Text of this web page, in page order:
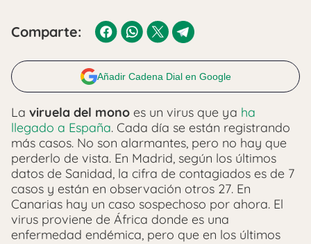
Comparte:
Añadir Cadena Dial en Google
La viruela del mono es un virus que ya ha
llegado a España. Cada día se están registrando
más casos. No son alarmantes, pero no hay que
perderlo de vista. En Madrid, según los últimos
datos de Sanidad, la cifra de contagiados es de 7
casos y están en observación otros 27. En
Canarias hay un caso sospechoso por ahora. El
virus proviene de África donde es una
enfermedad endémica, pero que en los últimos